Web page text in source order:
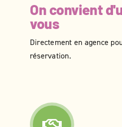
On convient
vous
Directement en agence
réservation.